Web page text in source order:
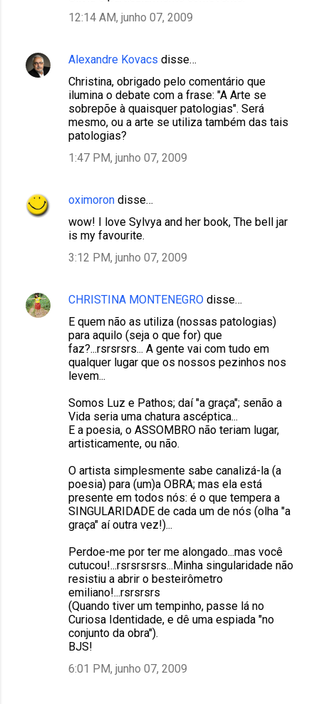
12:14 AM, junho 07, 2009
Alexandre Kovacs disse…
Christina, obrigado pelo comentário que
ilumina o debate com a frase: "A Arte se
sobrepõe à quaisquer patologias". Será
mesmo, ou a arte se utiliza também das tais
patologias?
1:47 PM, junho 07, 2009
oximoron disse…
wow! I love Sylvya and her book, The bell jar
is my favourite.
3:12 PM, junho 07, 2009
CHRISTINA MONTENEGRO disse…
E quem não as utiliza (nossas patologias)
para aquilo (seja o que for) que
faz?...rsrsrsrs... A gente vai com tudo em
qualquer lugar que os nossos pezinhos nos
levem...
Somos Luz e Pathos; daí "a graça"; senão a
Vida seria uma chatura ascéptica...
E a poesia, o ASSOMBRO não teriam lugar,
artisticamente, ou não.
O artista simplesmente sabe canalizá-la (a
poesia) para (um)a OBRA; mas ela está
presente em todos nós: é o que tempera a
SINGULARIDADE de cada um de nós (olha "a
graça" aí outra vez!)...
Perdoe-me por ter me alongado...mas você
cutucou!...rsrsrsrsrs...Minha singularidade não
resistiu a abrir o besteirômetro
emiliano!...rsrsrsrs
(Quando tiver um tempinho, passe lá no
Curiosa Identidade, e dê uma espiada "no
conjunto da obra").
BJS!
6:01 PM, junho 07, 2009